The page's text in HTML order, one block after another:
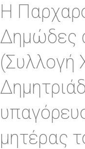
Η
Δημώδες
(Συλλογή
μητέρας